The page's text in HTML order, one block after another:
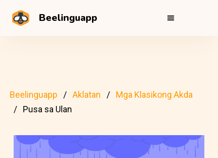
Beelinguapp
Beelinguapp Aklatan
Mga Klasikong Akda
Pusa sa Ulan